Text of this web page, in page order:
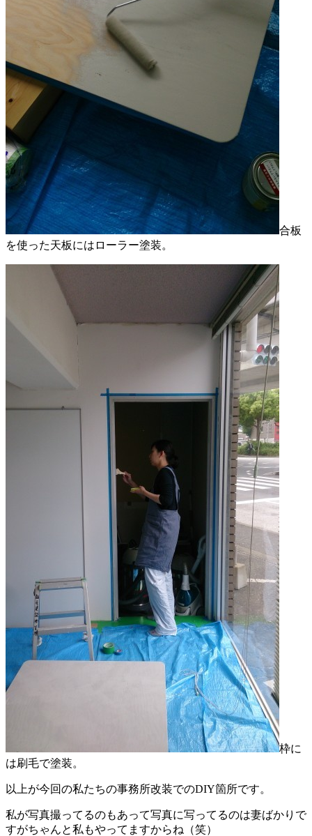
合板
を使った天板にはローラー塗装。
枠に
は刷毛で塗装。
以上が今回の私たちの事務所改装でのDIY箇所です。
私が写真撮ってるのもあって写真に写ってるのは妻ばかりで
すがちゃんと私もやってますからね（笑）